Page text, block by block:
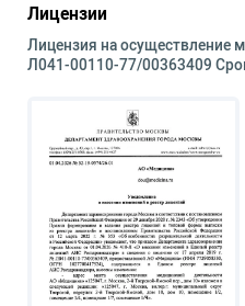
Лицензии
Лицензия на осуществление
Л041-00110-77/00363409